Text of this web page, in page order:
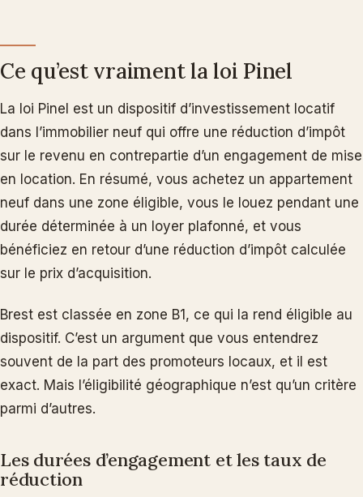
Ce qu’est vraiment la loi Pinel
La loi Pinel est un dispositif d’investissement locatif
dans l’immobilier neuf qui offre une réduction d’impôt
sur le revenu en contrepartie d’un engagement de mise
en location. En résumé, vous achetez un appartement
neuf dans une zone éligible, vous le louez pendant une
durée déterminée à un loyer plafonné, et vous
bénéficiez en retour d’une réduction d’impôt calculée
sur le prix d’acquisition.
Brest est classée en zone B1, ce qui la rend éligible au
dispositif. C’est un argument que vous entendrez
souvent de la part des promoteurs locaux, et il est
exact. Mais l’éligibilité géographique n’est qu’un critère
parmi d’autres.
Les durées d’engagement et les taux de
réduction